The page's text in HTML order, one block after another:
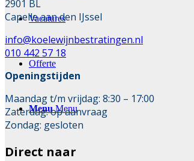
Vacatures
Offerte
Menu Menu
2901 BL
Capelle aan den IJssel
info@koelewijnbestratingen.nl
010 442 57 18
Openingstijden
Maandag t/m vrijdag: 8:30 – 17:00
Zaterdag: op aanvraag
Zondag: gesloten
Direct naar